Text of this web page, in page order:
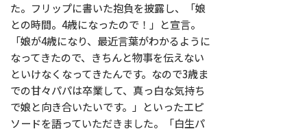
た。フリップに書いた抱負を披露し、「娘
との時間。4歳になったので！」と宣言。
「娘が4歳になり、最近言葉がわかるように
なってきたので、きちんと物事を伝えない
といけなくなってきたんです。なので3歳ま
での甘々パパは卒業して、真っ白な気持ち
で娘と向き合いたいです。」といったエピ
ソードを語っていただきました。「白生パ